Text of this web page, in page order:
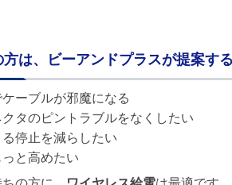
は、ビーアンドプラスが提案す
ーブルが邪魔になる
クタのピントラブルをなくしたい
停止を減らしたい
っと高めたい